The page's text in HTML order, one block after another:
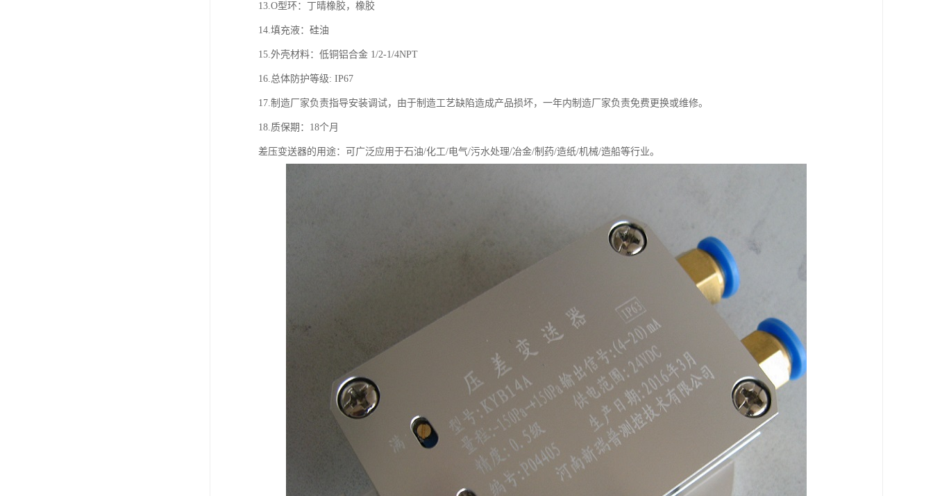
13.O型环：丁晴橡胶，橡胶
14.填充液：硅油
15.外壳材料：低铜铝合金 1/2-1/4NPT
16.总体防护等级: IP67
17.制造厂家负责指导安装调试，由于制造工艺缺陷造成产品损坏，一年内制造厂家负责免费更换或维修。
18.质保期：18个月
差压变送器的用途：可广泛应用于石油/化工/电气/污水处理/冶金/制药/造纸/机械/造船等行业。